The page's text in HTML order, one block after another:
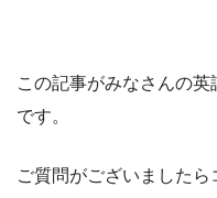
この記事がみなさんの
です。
ご質問がございましたら